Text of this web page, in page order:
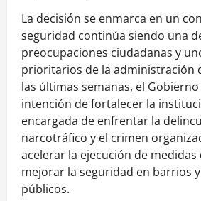
La decisión se enmarca en un
seguridad continúa siendo una
preocupaciones ciudadanas y
prioritarios de la administración
las últimas semanas, el
intención de fortalecer la
encargada de enfrentar la
narcotráfico y el crimen
acelerar la ejecución de medidas
mejorar la seguridad en barrios
públicos.